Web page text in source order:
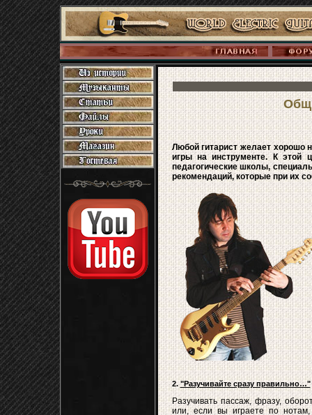
Любой гитарист желает хорошо
игры на инструменте. К этой
педагогические школы,
рекомендаций, которые при их
2."Разучивайте сразу правильно…"
Разучивать пассаж, фразу,
или, если вы играете по